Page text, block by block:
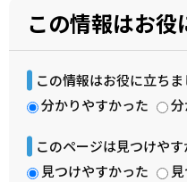
この情報はお役
この情報はお役に立ちま
分かりやすかった
このページは見つけや
見つけやすかった